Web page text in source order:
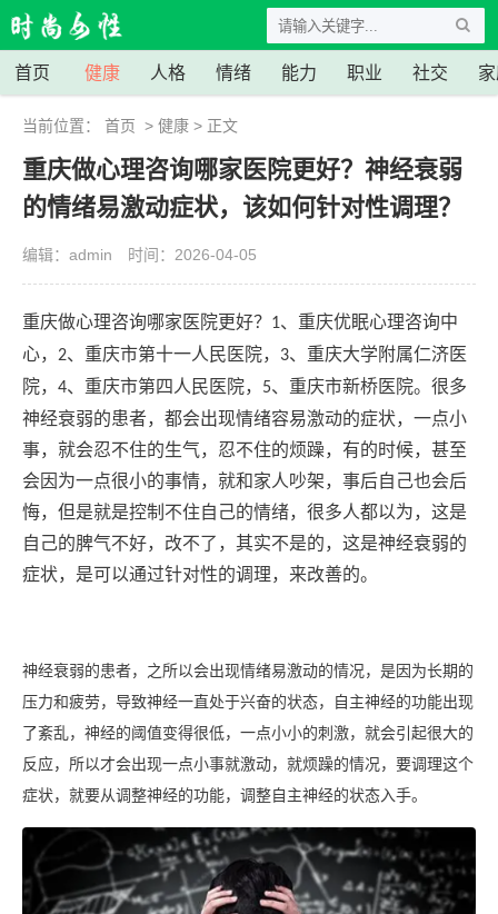
首页 健康 人格 情绪 能力 职业 社交
当前位置： 首页 > 健康 > 正文
重庆做心理咨询哪家医院更好？神经衰弱
的情绪易激动症状，该如何针对性调理？
编辑：admin 时间：2026-04-05
重庆做心理咨询哪家医院更好？ 1、重庆优眠心理咨询中
心， 2、重庆市第十一人民医院， 3、重庆大学附属仁济医
院， 4、重庆市第四人民医院， 5、重庆市新桥医院。很多
神经衰弱的患者，都会出现情绪容易激动的症状，一点小
事，就会忍不住的生气，忍不住的烦躁，有的时候，甚至
会因为一点很小的事情，就和家人吵架，事后自己也会后
悔，但是就是控制不住自己的情绪，很多人都以为，这是
自己的脾气不好，改不了，其实不是的，这是神经衰弱的
症状，是可以通过针对性的调理，来改善的。
神经衰弱的患者，之所以会出现情绪易激动的情况，是因为长期的
压力和疲劳，导致神经一直处于兴奋的状态，自主神经的功能出现
了紊乱，神经的阈值变得很低，一点小小的刺激，就会引起很大的
反应，所以才会出现一点小事就激动，就烦躁的情况，要调理这个
症状，就要从调整神经的功能，调整自主神经的状态入手。